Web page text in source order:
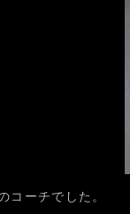
コーチでした。